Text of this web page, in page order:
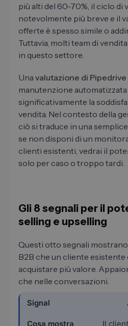
più alti del 60-70%, il ciclo di
notevolmente più breve e il
offerte è spesso simile o
Tuttavia, molti team di
in questo settore.
Una valutazione di Pipedrive
manutenzione
significativamente la
vendita. Nel contesto della
ciò si traduce in una
se non disponi di un
clienti esistenti, vedrai il
solo per caso o troppo tardi.
Gli 8 segnali per il
selling e upselling
Questi otto segnali
B2B che un cliente esistente
acquistare più valore.
che nelle conversazioni.
Il